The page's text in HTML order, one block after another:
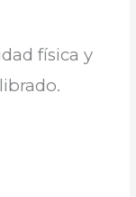
física y